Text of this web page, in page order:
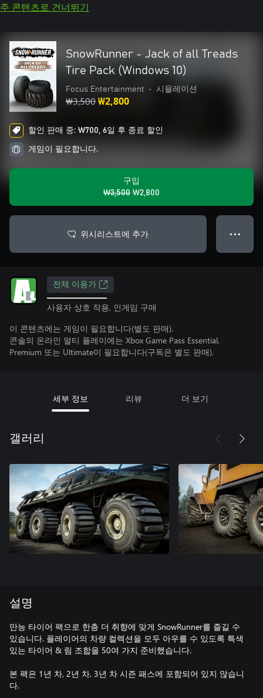
주 콘텐츠로 건너뛰기
SnowRunner - Jack of all Treads
Tire Pack (Windows 10)
Focus Entertainment • 시뮬레이션
₩3,500₩2,800
할인 판매 중: ₩700, 6일 후 종료 할인
게임이 필요합니다.
구입
₩3,500 ₩2,800
위시리스트에 추가 ● ● ●
전체 이용가
사용자 상호 작용, 인게임 구매
이 콘텐츠에는 게임이 필요합니다(별도 판매).
콘솔의 온라인 멀티 플레이에는 Xbox Game Pass Essential,
Premium 또는 Ultimate이 필요합니다(구독은 별도 판매).
세부 정보 리뷰 더 보기
갤러리
설명
만능 타이어 팩으로 한층 더 취향에 맞게 SnowRunner를 즐길 수
있습니다. 플레이어의 차량 컬렉션을 모두 아우를 수 있도록 특색
있는 타이어 & 림 조합을 50여 가지 준비했습니다.
본 팩은 1년 차, 2년 차, 3년 차 시즌 패스에 포함되어 있지 않습니
다.